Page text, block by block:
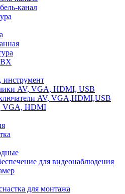
канал
инструмент
AV, VGA, HDMI, USB
AV, VGA,HDMI,USB
VGA, HDMI
для видеонаблюдения
для монтажа